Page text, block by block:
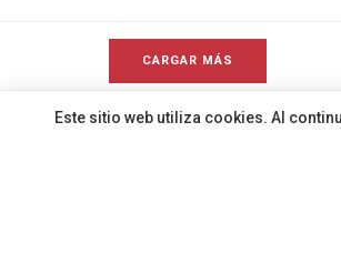
CARGAR MÁS
Este sitio web utiliza cookies. Al